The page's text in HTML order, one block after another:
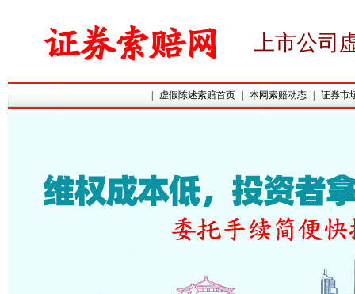
上市公司
虚假陈述索赔首页 本网索赔动态 证券市